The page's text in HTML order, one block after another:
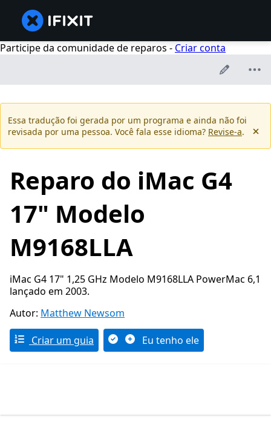
Participe da comunidade de reparos - Criar conta
Essa tradução foi gerada por um programa e ainda não foi
revisada por uma pessoa. Você fala esse idioma? Revise-a.
Reparo do iMac G4
17" Modelo
M9168LLA
iMac G4 17" 1,25 GHz Modelo M9168LLA PowerMac 6,1
lançado em 2003.
Autor: Matthew Newsom
Criar um guia Eu tenho ele